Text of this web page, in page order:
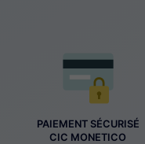
PAIEMENT SÉCURISÉ
CIC MONETICO